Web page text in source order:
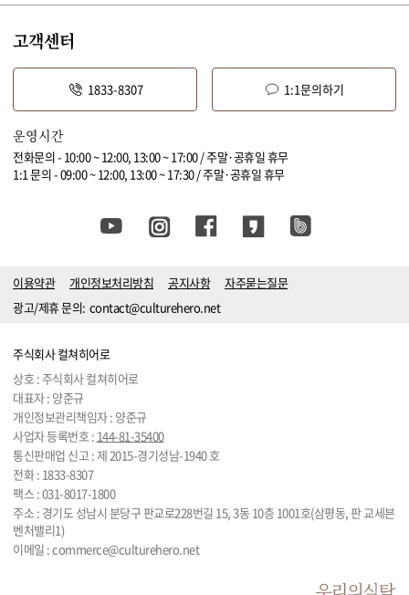
고객센터
1833-8307 1:1문의하기
운영시간
전화문의 - 10:00 ~ 12:00, 13:00 ~ 17:00 / 주말·공휴일 휴무
1:1 문의 - 09:00 ~ 12:00, 13:00 ~ 17:30 / 주말·공휴일 휴무
이용약관 개인정보처리방침 공지사항
자주묻는질문
광고/제휴 문의: contact@culturehero.net
주식회사 컬쳐히어로
상호 : 주식회사 컬쳐히어로
대표자 : 양준규
개인정보관리책임자 : 양준규
사업자 등록번호 : 144-81-35400
통신판매업 신고 : 제 2015-경기성남-1940 호
전화 : 1833-8307
팩스 : 031-8017-1800
주소 : 경기도 성남시 분당구 판교로228번길 15, 3동 10층 1001호(삼평동, 판 교세븐
벤처밸리1)
이메일 :commerce@culturehero.net